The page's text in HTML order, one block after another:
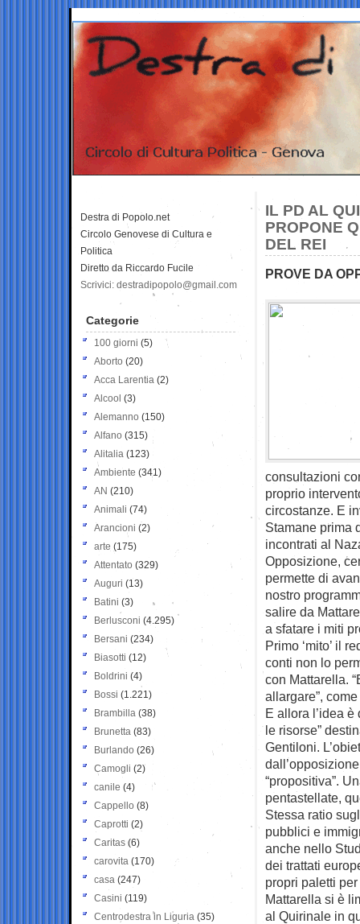
IL PD AL
PROPONE
DEL REI
PROVE DA
consultazioni
proprio
circostanze. E
Stamane prima
incontrati al
Opposizione,
permette di
nostro
salire da
a sfatare i miti
Primo ‘mito’ il
conti non lo
con Mattarella.
allargare”,
E allora l’idea
le risorse”
Gentiloni.
“propositiva”.
pentastellate,
Stessa ratio
pubblici e
anche nello
dei trattati
propri paletti
Mattarella si è
al Quirinale in
Destra di Popolo.net
Circolo Genovese di Cultura e
Politica
Diretto da Riccardo Fucile
Scrivici: destradipopolo@gmail.com
Categorie
100 giorni (5)
Aborto (20)
Acca Larentia (2)
Alcool (3)
Alemanno (150)
Alfano (315)
Alitalia (123)
Ambiente (341)
AN (210)
Animali (74)
Arancioni (2)
arte (175)
Attentato (329)
Auguri (13)
Batini (3)
Berlusconi (4.295)
Bersani (234)
Biasotti (12)
Boldrini (4)
Bossi (1.221)
Brambilla (38)
Brunetta (83)
Burlando (26)
Camogli (2)
canile (4)
Cappello (8)
Caprotti (2)
Caritas (6)
carovita (170)
casa (247)
Casini (119)
Centrodestra in Liguria (35)